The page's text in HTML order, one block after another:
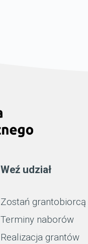
Weź udział
Zostań grantobiorcą
Terminy naborów
Realizacja grantów